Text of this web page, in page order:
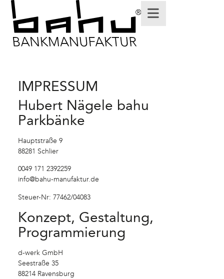
IMPRESSUM
Hubert Nägele bahu
Parkbänke
Hauptstraße 9
88281 Schlier
0049 171 2392259
info@bahu-manufaktur.de
Steuer-Nr: 77462/04083
Konzept, Gestaltung,
Programmierung
d-werk GmbH
Seestraße 35
88214 Ravensburg